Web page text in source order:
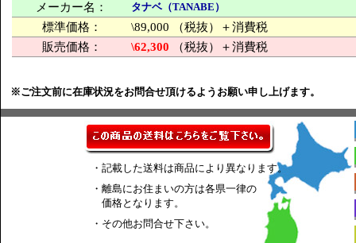
メーカー名：
タナベ（TANABE）
標準価格：
\89,000 （税抜）＋消費税
販売価格：
\62,300 （税抜）＋消費税
※ご注文前に在庫状況をお問合せ頂けるようお願い申し上げます。
・記載した送料は商品により異なります。
・離島にお住まいの方は各県一律の
価格となります。
・その他お問合せ下さい。